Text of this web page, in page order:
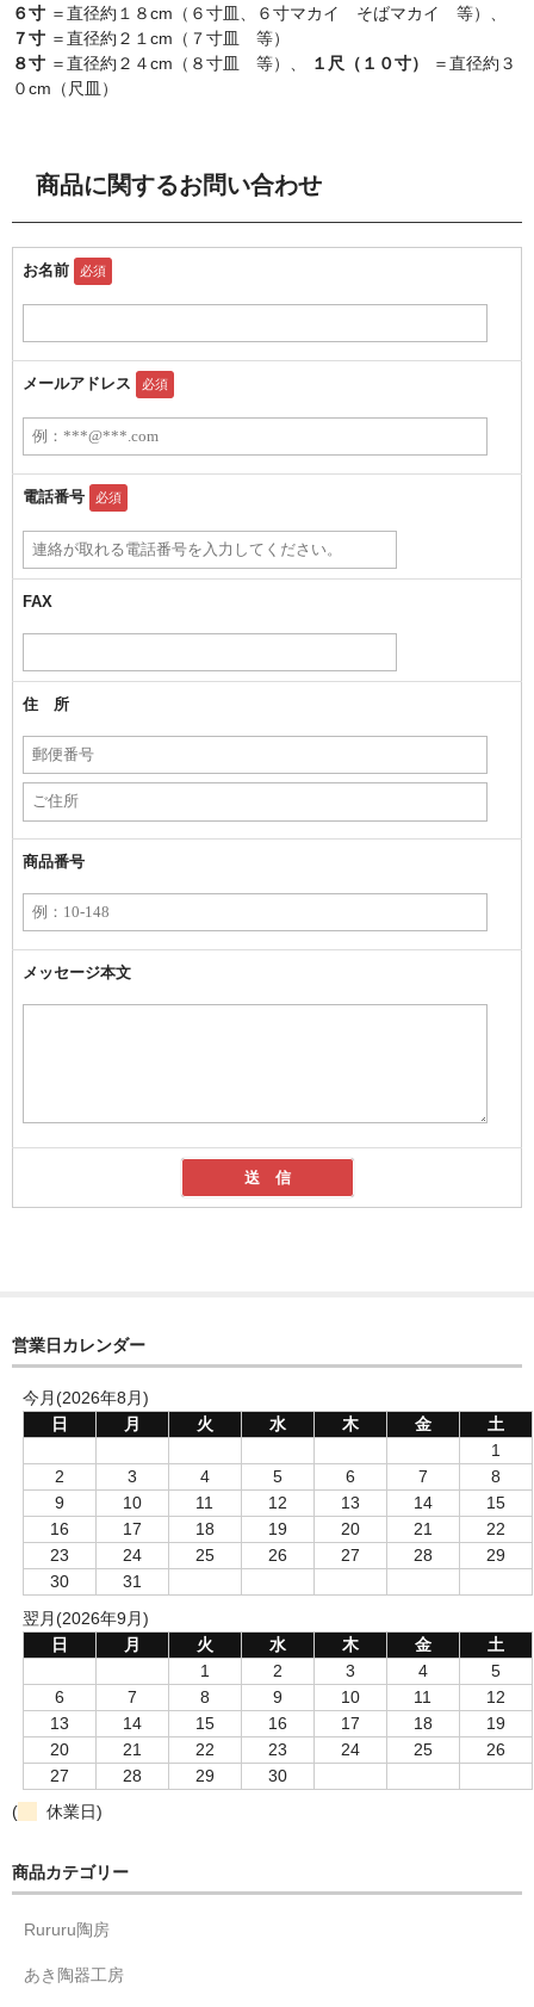
６寸 ＝直径約１８cm（６寸皿、６寸マカイ そばマカイ 等）、
７寸 ＝直径約２１cm（７寸皿 等）
８寸 ＝直径約２４cm（８寸皿 等）、 １尺（１０寸）
＝直径約３
０cm（尺皿）
商品に関するお問い合わせ
お名前 必須
メールアドレス 必須
電話番号 必須
FAX
住 所
商品番号
メッセージ本文
営業日カレンダー
今月(2026年8月)
日
月 火 水 木 金
土
1
2
3 4 5 6 7
8
9
10 11 12 13 14
15
16
17 18 19 20 21
22
23
24 25 26 27 28
29
30
31
翌月(2026年9月)
日
月 火 水 木 金
土
1
2 3 4
5
6
7 8 9 10 11
12
13
14 15 16 17 18
19
20
21 22 23 24 25
26
27
28 29
30
(
休業日)
商品カテゴリー
Rururu陶房
あき陶器工房